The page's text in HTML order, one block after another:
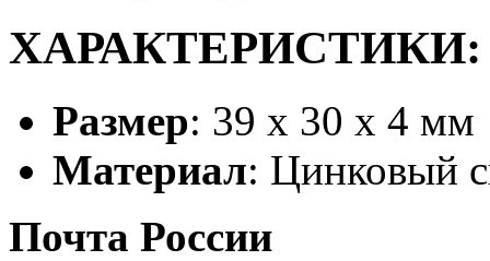
ХАРАКТЕРИСТИКИ:
Размер: 39 х 30 х 4 мм
Материал: Цинковый
Почта России